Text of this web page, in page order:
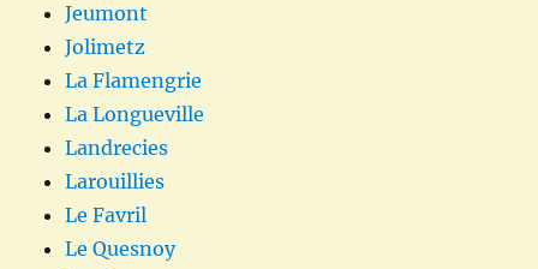
Jeumont
Jolimetz
La Flamengrie
La Longueville
Landrecies
Larouillies
Le Favril
Le Quesnoy